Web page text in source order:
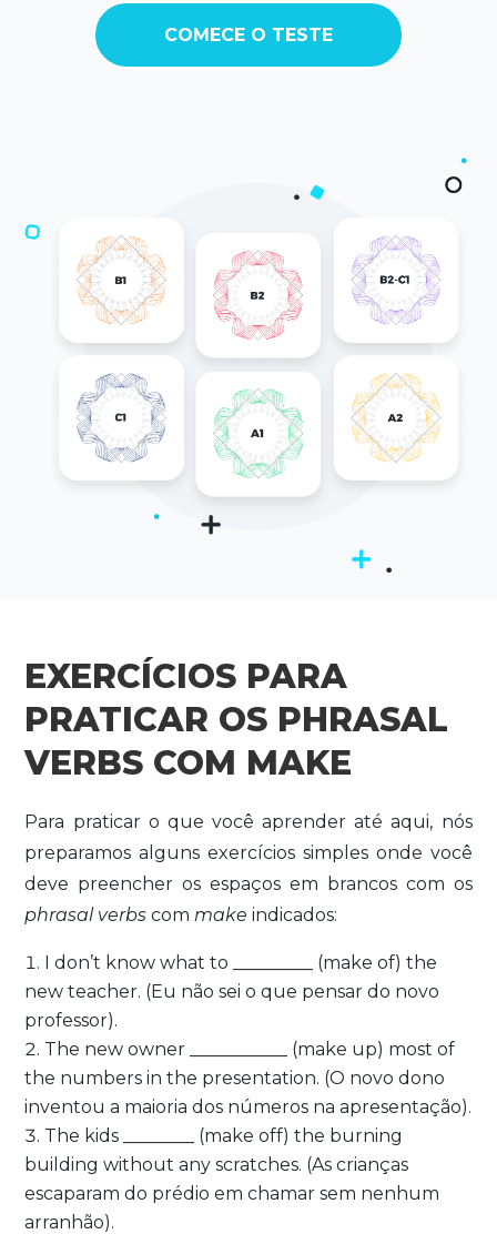
COMECE O TESTE
EXERCÍCIOS PARA
PRATICAR OS PHRASAL
VERBS COM MAKE
Para praticar o que você aprender até aqui, nós
preparamos alguns exercícios simples onde você
deve preencher os espaços em brancos com os
phrasal verbscommake indicados:
I don’t know what to _________ (make of) the
new teacher. (Eu não sei o que pensar do novo
professor).
The new owner ___________ (make up) most of
the numbers in the presentation. (O novo dono
inventou a maioria dos números na apresentação).
The kids ________ (make off) the burning
building without any scratches. (As crianças
escaparam do prédio em chamar sem nenhum
arranhão).